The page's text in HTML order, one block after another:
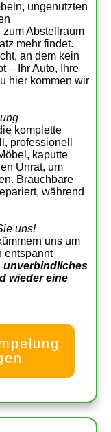
ungenutzten
Abstellraum
mehr findet.
an dem kein
– Ihr Auto, Ihre
hier kommen wir
komplette
professionell
kaputte
Unrat, um
Brauchbare
während
uns!
uns um
entspannt
unverbindliches
wieder eine